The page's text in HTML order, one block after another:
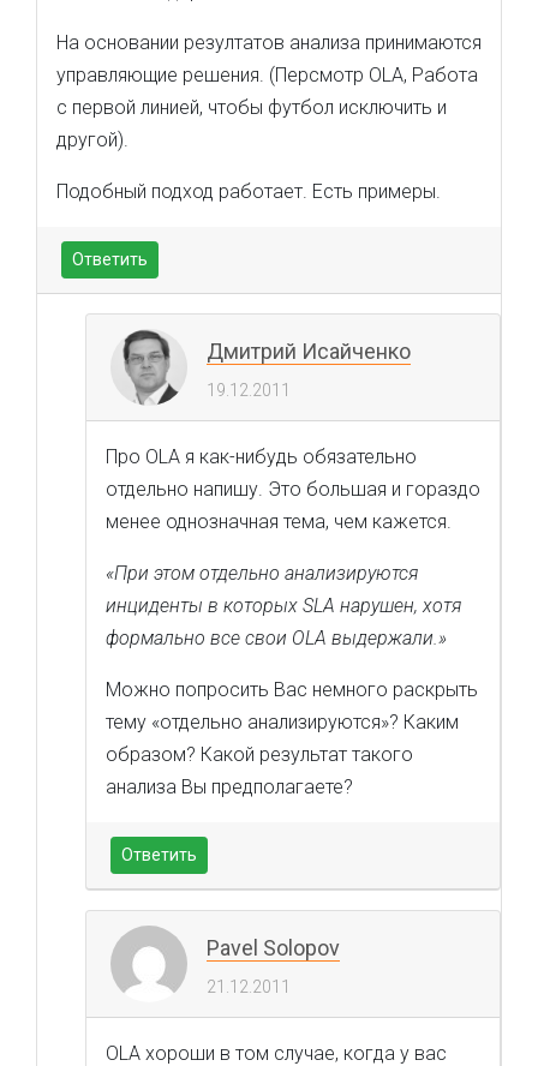
На основании резултатов анализа принимаются
управляющие решения. (Персмотр OLA, Работа
с первой линией, чтобы футбол исключить и
другой).
Подобный подход работает. Есть примеры.
Ответить
Дмитрий Исайченко
19.12.2011
Про OLA я как-нибудь обязательно
отдельно напишу. Это большая и гораздо
менее однозначная тема, чем кажется.
«При этом отдельно анализируются
инциденты в которых SLA нарушен, хотя
формально все свои OLA выдержали.»
Можно попросить Вас немного раскрыть
тему «отдельно анализируются»? Каким
образом? Какой результат такого
анализа Вы предполагаете?
Ответить
Pavel Solopov
21.12.2011
OLA хороши в том случае, когда у вас